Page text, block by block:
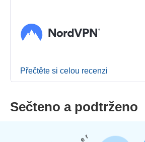
Přečtěte si celou recenzi
Sečteno a podtrženo